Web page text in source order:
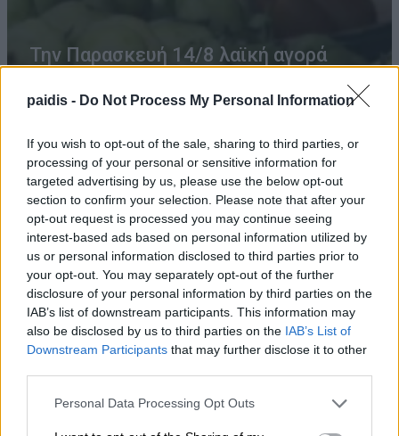
paidis - Do Not Process My Personal Information
If you wish to opt-out of the sale, sharing to third parties, or
processing of your personal or sensitive information for
targeted advertising by us, please use the below opt-out
section to confirm your selection. Please note that after your
opt-out request is processed you may continue seeing
interest-based ads based on personal information utilized by
us or personal information disclosed to third parties prior to
your opt-out. You may separately opt-out of the further
disclosure of your personal information by third parties on the
IAB’s list of downstream participants. This information may
also be disclosed by us to third parties on the IAB’s List of
Downstream Participants that may further disclose it to other
Personal Data Processing Opt Outs
Την Παρασκευή 14/8 λαϊκή αγορά
Επικίνδυνος λόγω έλλειψης φωτισμού ο
δρόμος Τυρνάβου – Αμπελώνα
09/08/2026 , 21:05
Google: Τί αλλάζει από τις 10 Αυγούστου
στα αντίγραφα ασφαλείας φωτογραφιών
09/08/2026 , 20:56
Νικολάου Τσιλιμίγκα – Αύριο Δευτέρα